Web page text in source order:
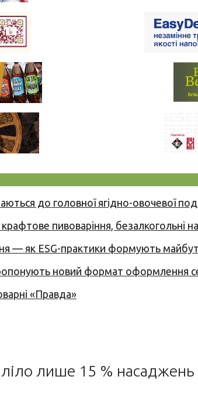
до головної ягідно-овочевої
пивоваріння, безалкогольні
— як ESG-практики формують
новий формат оформлення
«Правда»
лише 15 % насаджень